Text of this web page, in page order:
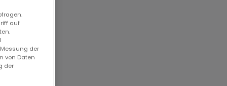
auf
der
von Daten
der